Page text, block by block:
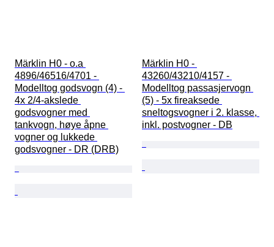
Märklin H0 - o.a
4896/46516/4701 -
Modelltog godsvogn (4) -
4x 2/4-akslede
godsvogner med
tankvogn, høye åpne
vogner og lukkede
godsvogner - DR (DRB)
Märklin H0 -
43260/43210/4157 -
Modelltog passasjervogn
(5) - 5x fireaksede
sneltogsvogner i 2. klasse,
inkl. postvogner - DB